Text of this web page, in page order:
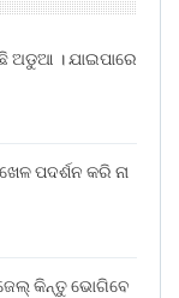
ଅଡୁଆ । ଯାଇପାରେ
ପଦର୍ଶନ କରି ନା
କିନ୍ତୁ ଭୋଗିବେ